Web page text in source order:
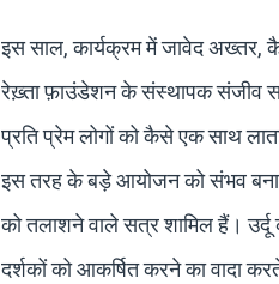
इस साल, कार्यक्रम में जावेद अख्तर,
रेख़्ता फ़ाउंडेशन के संस्थापक संजीव
प्रति प्रेम लोगों को कैसे एक साथ
इस तरह के बड़े आयोजन को संभव
को तलाशने वाले सत्र शामिल हैं। उर्दू
दर्शकों को आकर्षित करने का वादा